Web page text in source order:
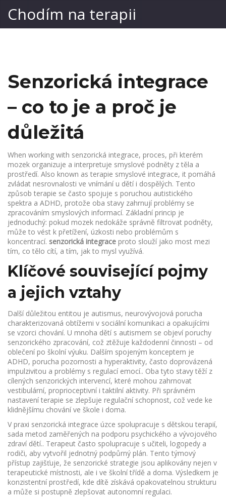
Chodím na terapii
Senzorická integrace
– co to je a proč je
důležitá
When working with senzorická integrace, proces, při kterém
mozek organizuje a interpretuje smyslové podněty z těla a
prostředí. Also known as terapie smyslové integrace, it pomáhá
zvládat nesrovnalosti ve vnímání u dětí i dospělých. Tento
způsob terapie se často spojuje s poruchou autistického
spektra a ADHD, protože oba stavy zahrnují problémy se
zpracováním smyslových informací. Základní princip je
jednoduchý: pokud mozek nedokáže správně filtrovat podněty,
může to vést k přetížení, úzkosti nebo problémům s
koncentrací. senzorická integrace proto slouží jako most mezi
tím, co tělo cítí, a tím, jak to mysl využívá.
Klíčové související pojmy
a jejich vztahy
Další důležitou entitou je autismus, neurovývojová porucha
charakterizovaná obtížemi v sociální komunikaci a opakujícími
se vzorci chování. U mnoha dětí s autismem se objeví poruchy
senzorického zpracování, což ztěžuje každodenní činnosti – od
oblečení po školní výuku. Dalším spojeným konceptem je
ADHD, porucha pozornosti a hyperaktivity, často doprovázená
impulzivitou a problémy s regulací emocí.. Oba tyto stavy těží z
cílených senzorických intervencí, které mohou zahrnovat
vestibulární, proprioceptivní i taktilní aktivity. Při správném
nastavení terapie se zlepšuje regulační schopnost, což vede ke
klidnějšímu chování ve škole i doma.
V praxi senzorická integrace úzce spolupracuje s dětskou terapií,
sada metod zaměřených na podporu psychického a vývojového
zdraví dětí.. Terapeut často spolupracuje s učiteli, logopedy a
rodiči, aby vytvořil jednotný podpůrný plán. Tento týmový
přístup zajišťuje, že senzorické strategie jsou aplikovány nejen v
terapeutické místnosti, ale i ve školní třídě a doma. Výsledkem je
konzistentní prostředí, kde dítě získává opakovatelnou strukturu
a může si postupně zlepšovat autonomní regulaci.